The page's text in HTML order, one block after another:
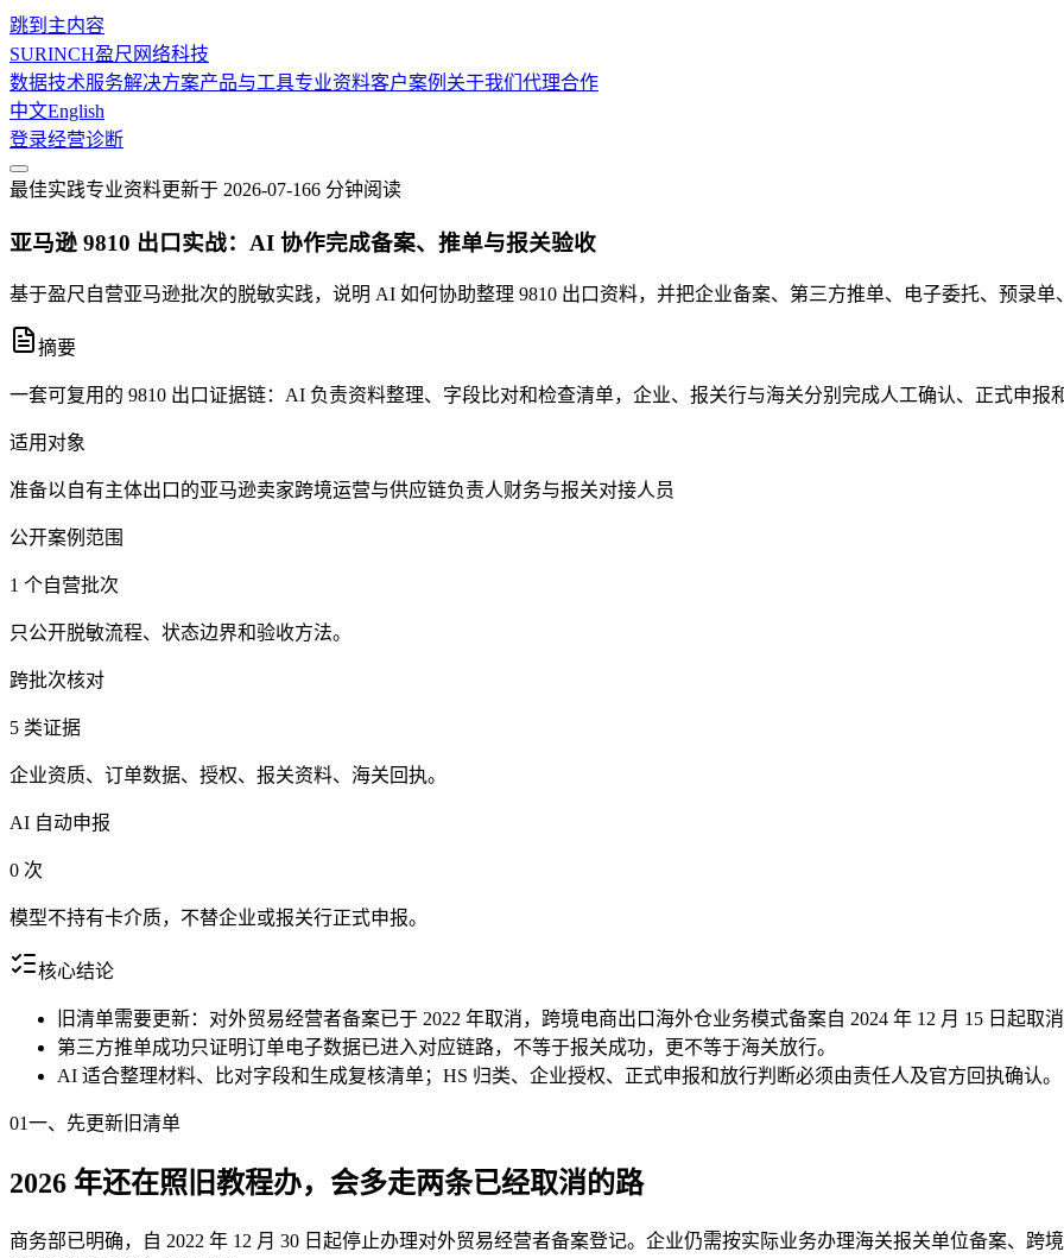
跳到主内容
SURINCH盈尺网络科技
数据技术服务解决方案产品与工具专业资料客户案例 关于我们 代理合作
中文English
登录经营诊断
最佳实践专业资料更新于 2026-07-166 分钟阅读
亚马逊 9810 出口实战：AI 协作完成备案、推单与报关验收
基于盈尺自营亚马逊批次的脱敏实践，说明 AI 如何协助整理 9810 出口资料，并把企业备案、第三方推单、电子委托、预录
摘要
一套可复用的 9810 出口证据链：AI 负责资料整理、字段比对和检查清单，企业、报关行与海关分别完成人工确认、正式申报
适用对象
准备以自有主体出口的亚马逊卖家跨境运营与供应链负责人财务与报关对接人员
公开案例范围
1 个自营批次
只公开脱敏流程、状态边界和验收方法。
跨批次核对
5 类证据
企业资质、订单数据、授权、报关资料、海关回执。
AI 自动申报
0 次
模型不持有卡介质，不替企业或报关行正式申报。
核心结论
旧清单需要更新：对外贸易经营者备案已于 2022 年取消，跨境电商出口海外仓业务模式备案自 2024 年 12 月 15 日起取
第三方推单成功只证明订单电子数据已进入对应链路，不等于报关成功，更不等于海关放行。
AI 适合整理材料、比对字段和生成复核清单；HS 归类、企业授权、正式申报和放行判断必须由责任人及官方回执确认。
01一、先更新旧清单
2026 年还在照旧教程办，会多走两条已经取消的路
商务部已明确，自 2022 年 12 月 30 日起停止办理对外贸易经营者备案登记。企业仍需按实际业务办理海关报关单位备案、